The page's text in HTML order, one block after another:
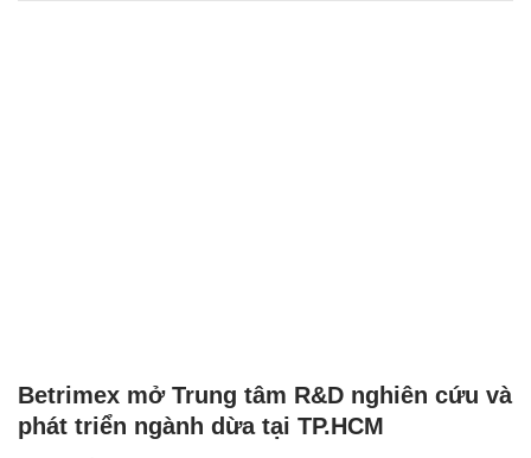
Betrimex mở Trung tâm R&D nghiên cứu và
phát triển ngành dừa tại TP.HCM